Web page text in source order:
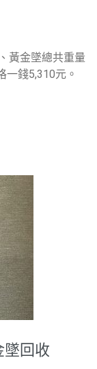
黃金墜總共重量
錢5,310元。
回收